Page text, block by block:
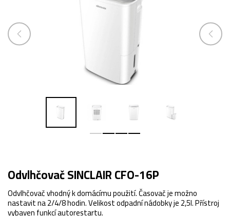
Odvlhčovač SINCLAIR CFO-16P
Odvlhčovač vhodný k domácímu použití. Časovač je možno
nastavit na 2/4/8 hodin. Velikost odpadní nádobky je 2,5l. Přístroj
vybaven funkcí autorestartu.